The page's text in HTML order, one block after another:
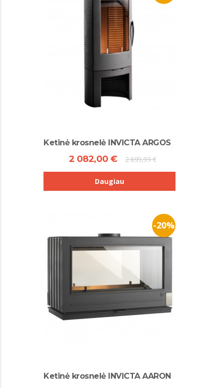
Ketinė krosnelė INVICTA ARGOS
2 082,00 € 2 699,99 €
Daugiau
-20%
Ketinė krosnelė INVICTA AARON